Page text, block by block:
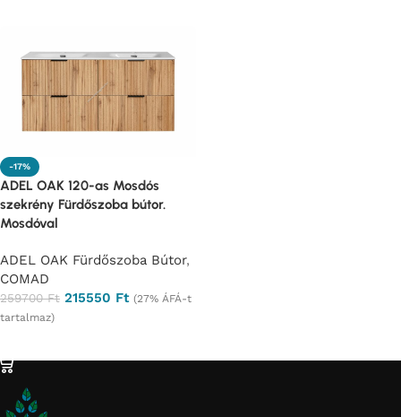
-17%
ADEL OAK 120-as Mosdós
szekrény Fürdőszoba bútor.
Mosdóval
ADEL OAK Fürdőszoba Bútor,
COMAD
259700Ft 215550 Ft (27% ÁFÁ-t
tartalmaz)